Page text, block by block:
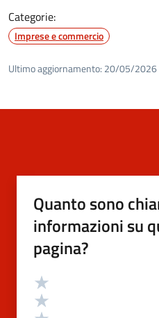
Categorie:
Imprese e commercio
Ultimo aggiornamento: 20/05/2026
Quanto sono
informazioni su
pagina?
Valutazione